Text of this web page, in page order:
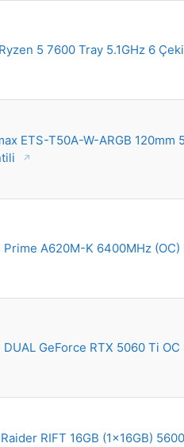
5 7600 Tray 5.1GHz 6
ETS-T50A-W-ARGB
Prime A620M-K 6400MHz
DUAL GeForce RTX 5060 Ti
RIFT 16GB (1x16GB)